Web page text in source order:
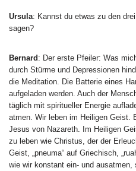
Ursula: Kannst du etwas zu den
sagen?
Bernard : Der erste Pfeiler: Was
durch Stürme und Depressionen
die Meditation. Die Batterie eines
aufgeladen werden. Auch der
täglich mit spiritueller Energie
atmen. Wir leben im Heiligen Geist.
Jesus von Nazareth. Im Heiligen
zu leben wie Christus, der der
Geist, „pneuma“ auf Griechisch,
wie wir konstant ein- und ausatmen,